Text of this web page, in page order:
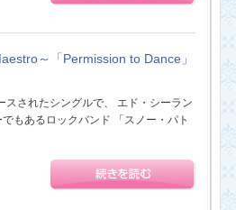
～「Permission to Dance」
スされたシングルで、 エド・シーラン
もあるロックバンド 「スノー・パト